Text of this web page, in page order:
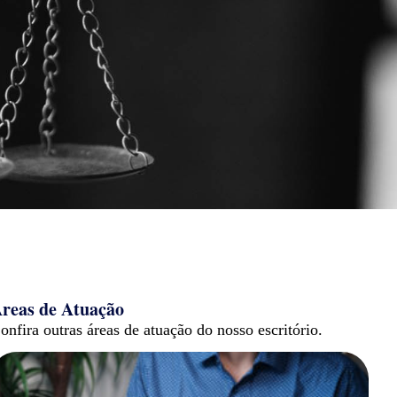
de Atuação
outras áreas de atuação do nosso escritório.